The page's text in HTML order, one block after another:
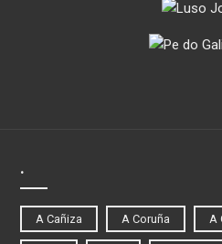
.
A Cañiza A Coruña A